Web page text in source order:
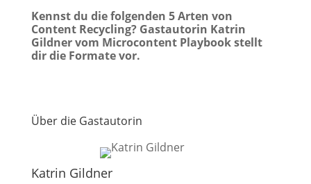
Kennst du die folgenden 5 Arten von
Content Recycling? Gastautorin Katrin
Gildner vom Microcontent Playbook stellt
dir die Formate vor.
Über die Gastautorin
Katrin Gildner